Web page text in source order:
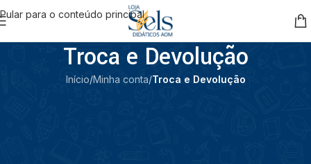
Pular para o conteúdo principal
Troca e Devolução
Início/Minha conta/Troca e Devolução